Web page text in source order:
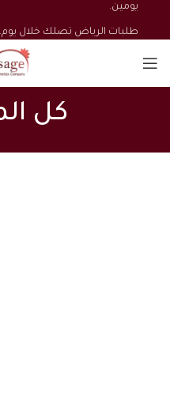
كل
يومين.
طلبات الرياض تصلك خلال